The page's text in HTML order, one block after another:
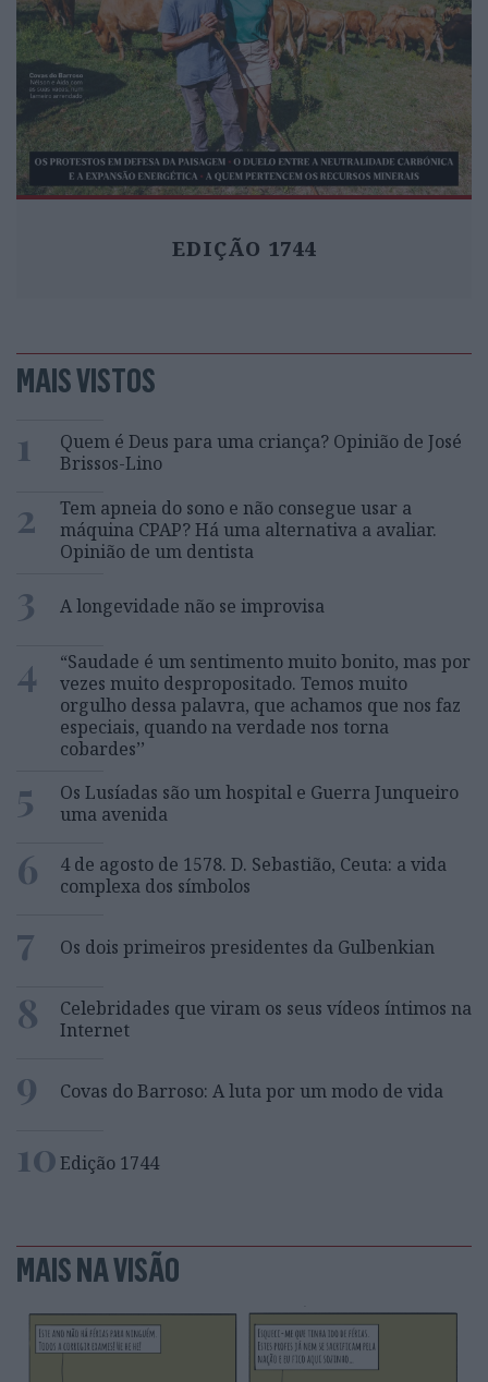
EDIÇÃO 1744
MAIS VISTOS
1
Quem é Deus para uma criança? Opinião de José
Brissos-Lino
2
Tem apneia do sono e não consegue usar a
máquina CPAP? Há uma alternativa a avaliar.
Opinião de um dentista
3 A longevidade não se improvisa
4
“Saudade é um sentimento muito bonito, mas por
vezes muito despropositado. Temos muito
orgulho dessa palavra, que achamos que nos faz
especiais, quando na verdade nos torna
cobardes’’
5
Os Lusíadas são um hospital e Guerra Junqueiro
uma avenida
6
4 de agosto de 1578. D. Sebastião, Ceuta: a vida
complexa dos símbolos
7 Os dois primeiros presidentes da Gulbenkian
8
Celebridades que viram os seus vídeos íntimos na
Internet
9 Covas do Barroso: A luta por um modo de vida
10Edição 1744
MAIS NA VISÃO